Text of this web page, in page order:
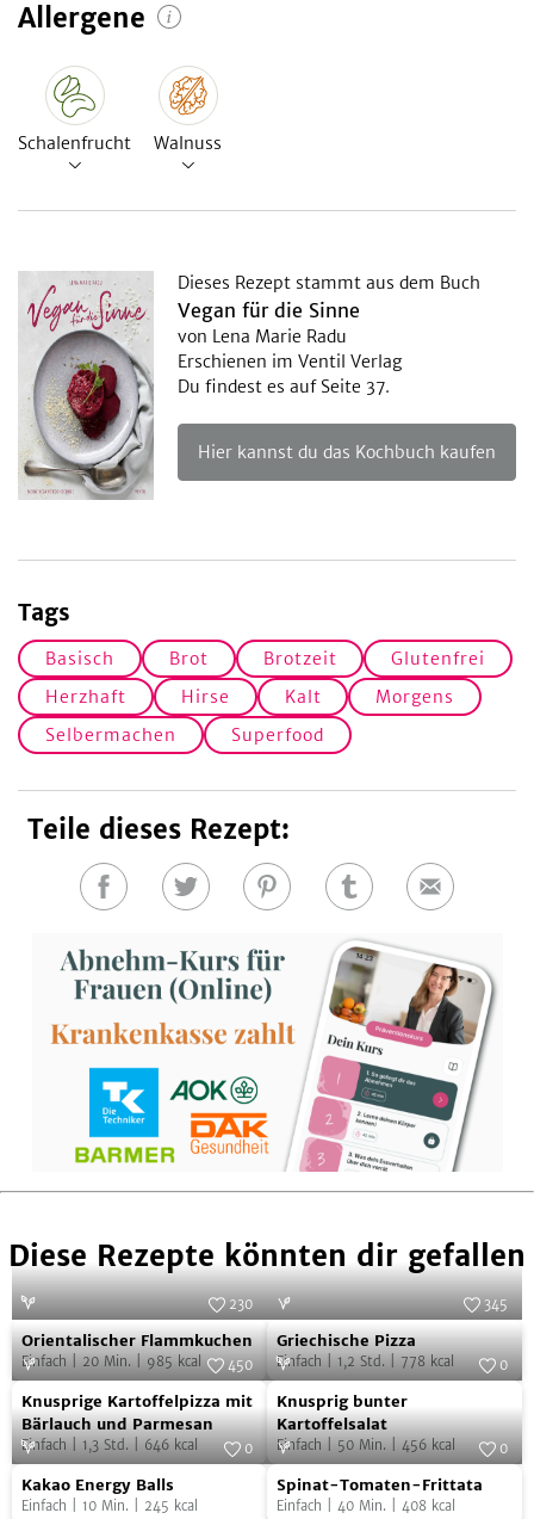
Allergene
Schalenfrucht Walnuss
Dieses Rezept stammt aus dem Buch
Vegan für die Sinne
von Lena Marie Radu
Erschienen im Ventil Verlag
Du findest es auf Seite 37.
Hier kannst du das Kochbuch kaufen
Tags
Basisch Brot Brotzeit
Glutenfrei
Herzhaft
Hirse Kalt
Morgens
Selbermachen
Superfood
Teile dieses Rezept:
Auf
teilen
Auf
teilen
Auf
teilen
Auf
teilen
E-
Diese Rezepte könnten dir gefallen
Orientalischer
Flammkuchen
Foto:SevenCooks
230
Orientalischer Flammkuchen
Einfach 20 Min. 985 kcal
Griechische
Pizza
Foto:SevenCooks
345
Griechische Pizza
Einfach 1,2 Std. 778 kcal
Knusprige
Kartoffelpizza
mit
Bärlauch
und
Foto: SevenCooks
450
Knusprige Kartoffelpizza mit
Bärlauch und Parmesan
Einfach 1,3 Std. 646 kcal
Knusprig
bunter
Kartoffelsalat
0
Knusprig bunter
Kartoffelsalat
Einfach 50 Min. 456 kcal
Kakao
Energy
Foto:
0
Kakao Energy Balls
Einfach 10 Min. 245 kcal
Spinat-
Tomaten-
Foto:
0
Spinat-Tomaten-Frittata
Einfach 40 Min. 408 kcal